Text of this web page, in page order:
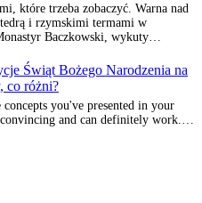
które trzeba zobaczyć. Warna nad
i rzymskimi termami w
Baczkowski, wykuty…
Świąt Bożego Narodzenia na
co różni?
you've presented in your
and can definitely work.…